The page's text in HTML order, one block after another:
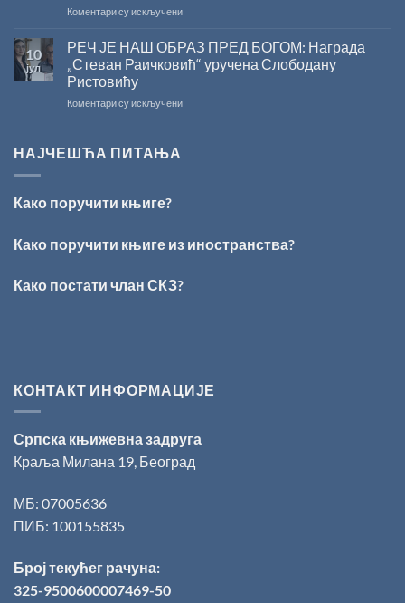
уручење
„Стеван
Раичковић”
Коментари су искљученина
ТАЛЕНАТ
ИЗ
ВРШЦА:
Кирилов
10
јул
РЕЧ ЈЕ НАШ ОБРАЗ ПРЕД БОГОМ: Награда
„Стеван Раичковић“ уручена Слободану
Ристовићу
Коментари су искљученина
Раичковић“
Ристовићу
НАЈЧЕШЋА ПИТАЊА
Како поручити књиге?
Како поручити књиге из иностранства?
Како постати члан СКЗ?
КОНТАКТ ИНФОРМАЦИЈЕ
Српска књижевна задруга
Краља Милана 19, Београд
МБ: 07005636
ПИБ: 100155835
Број текућег рачуна:
325-9500600007469-50